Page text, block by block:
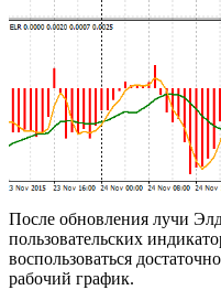
После обновления лучи
пользовательских
воспользоваться
рабочий график.